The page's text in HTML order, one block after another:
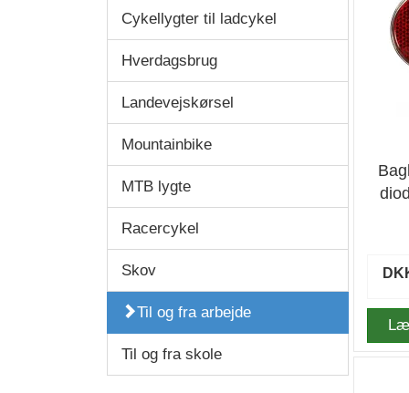
Cykellygter til ladcykel
Hverdagsbrug
Landevejskørsel
Mountainbike
MTB lygte
Racercykel
Skov
Til og fra arbejde
Til og fra skole